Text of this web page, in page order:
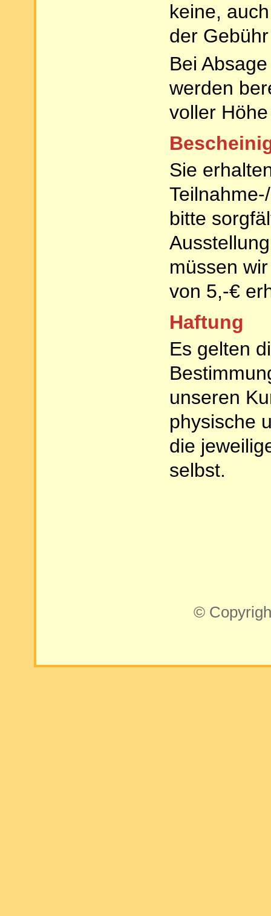
keine,
der
Bei
werden
voller
Sie
bitte
müssen
von 5,-€
Haftung
Es gelten
unseren
physische
die
selbst.
©